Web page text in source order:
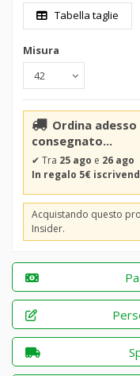
Tabella taglie
Misura
Ordina
consegnato...
✔ Tra 25 ago e 26 ago
In regalo 5€
Acquistando questo
Insider.